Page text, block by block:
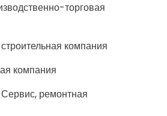
торговая
компания
компания
ремонтная